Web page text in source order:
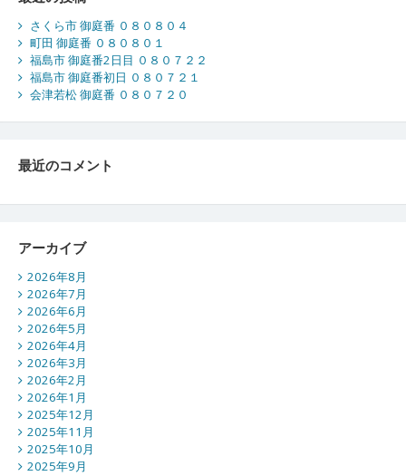
さくら市 御庭番 ０８０８０４
町田 御庭番 ０８０８０１
福島市 御庭番2日目 ０８０７２２
福島市 御庭番初日 ０８０７２１
会津若松 御庭番 ０８０７２０
最近のコメント
アーカイブ
2026年8月
2026年7月
2026年6月
2026年5月
2026年4月
2026年3月
2026年2月
2026年1月
2025年12月
2025年11月
2025年10月
2025年9月